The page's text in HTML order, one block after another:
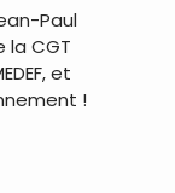
Paul
la CGT
et
!